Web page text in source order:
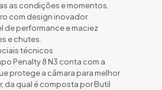
as condições e momentos.
com design inovador.
de performance e maciez
e chutes.
técnicos
Penalty 8 N3 conta com a
protege a câmara para melhor
da qual é composta por Butil